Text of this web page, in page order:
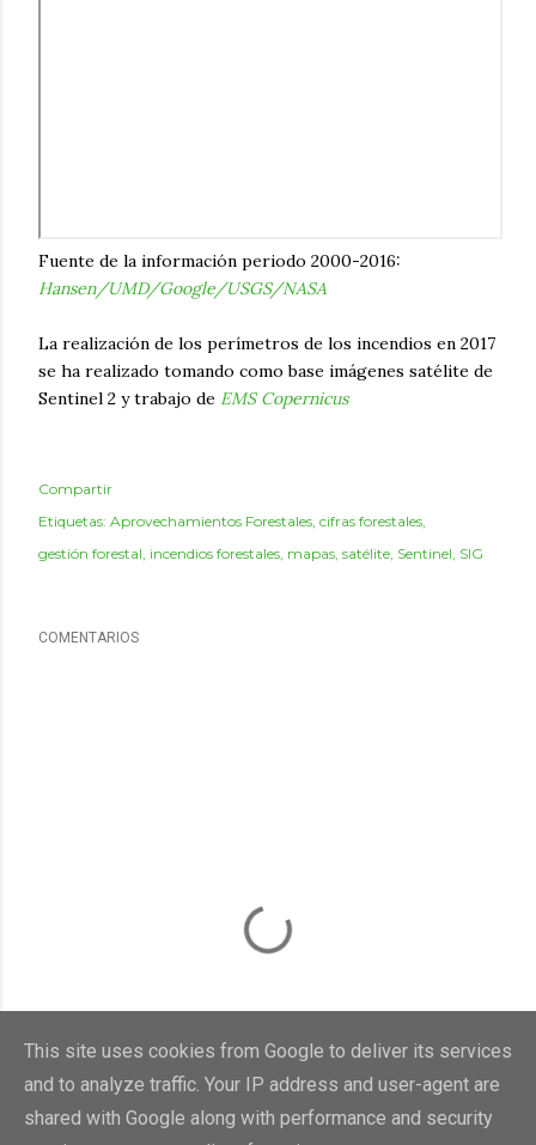
Fuente de la información periodo 2000-2016:
Hansen/UMD/Google/USGS/NASA
La realización de los perímetros de los incendios en 2017
se ha realizado tomando como base imágenes satélite de
Sentinel 2 y trabajo de EMS Copernicus
Compartir
Etiquetas: Aprovechamientos Forestales cifras forestales
gestión forestal incendios forestales mapas satélite Sentinel SIG
COMENTARIOS
This site uses cookies from Google to deliver its services
and to analyze traffic. Your IP address and user-agent are
shared with Google along with performance and security